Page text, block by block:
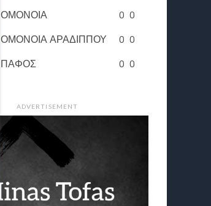
ΟΜΟΝΟΙΑ 0 0
ΟΜΟΝΟΙΑ ΑΡΑΔΙΠΠΟΥ 0 0
ΠΑΦΟΣ 0 0
ADVERTISEMENT